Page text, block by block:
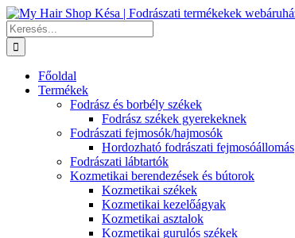
Kihagyás
Keresés...
Főoldal
Termékek
Fodrász és borbély székek
Fodrász székek gyerekeknek
Fodrászati fejmosók/hajmosók
Hordozható fodrászati fejmosóállomás
Fodrászati lábtartók
Kozmetikai berendezések és bútorok
Kozmetikai székek
Kozmetikai kezelőágyak
Kozmetikai asztalok
Kozmetikai gurulós székek